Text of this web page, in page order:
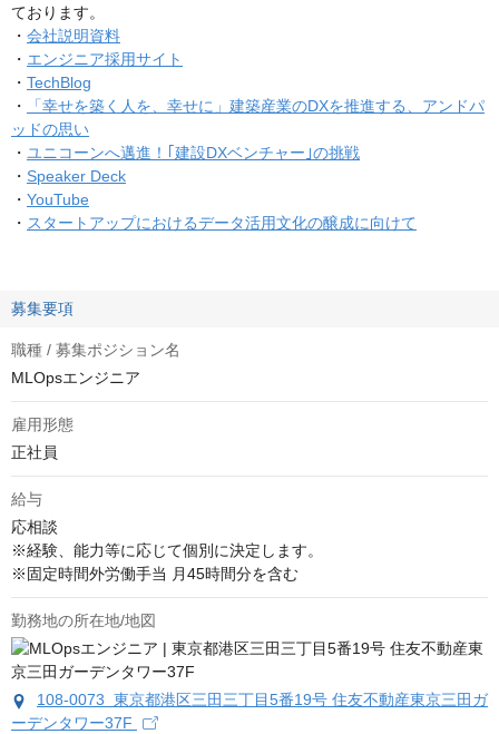
ております。
・ 会社説明資料
・ エンジニア採用サイト
・ TechBlog
・
「幸せを築く人を、幸せに」建築産業のDXを推進する、アンドパ
ッドの思い
・ ユニコーンへ邁進！｢建設DXベンチャー｣の挑戦
・ Speaker Deck
・ YouTube
・ スタートアップにおけるデータ活用文化の醸成に向けて
募集要項
職種 / 募集ポジション名
MLOpsエンジニア
雇用形態
正社員
給与
応相談
※経験、能力等に応じて個別に決定します。
※固定時間外労働手当 月45時間分を含む
勤務地の所在地/地図
108-0073 東京都港区三田三丁目5番19号 住友不動産東京三田ガ
ーデンタワー37F